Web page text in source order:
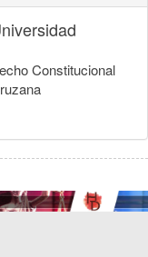
Constitucional